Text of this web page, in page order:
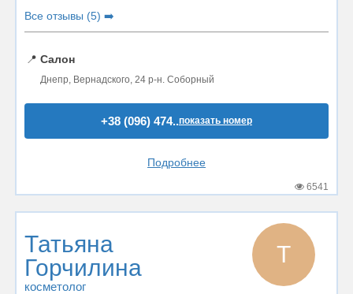
Все отзывы (5) ➡️
📍 Салон
Днепр, Вернадского, 24 р-н. Соборный
+38 (096) 474..показать номер
Подробнее
6541
Татьяна
Горчилина
косметолог
Т